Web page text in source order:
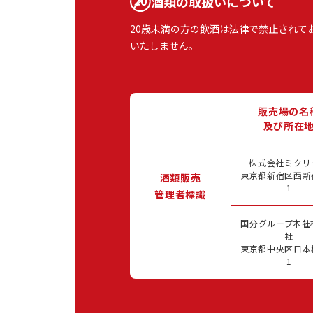
20歳未満の方の飲酒は法律で禁止され
いたしません。
酒類販売
管理者標識
販売場の名
及び所在
株式会社ミクリ
東京都新宿区西
1
国分グループ本
社
東京都中央区日
1